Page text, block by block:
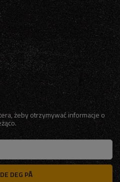
żeby otrzymywać informacje o
DEG PÅ